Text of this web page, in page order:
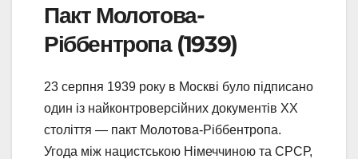
Пакт Молотова-
Ріббентропа (1939)
23 серпня 1939 року в Москві було підписано
один із найконтроверсійних документів XX
століття — пакт Молотова-Ріббентропа.
Угода між нацистською Німеччиною та СРСР,